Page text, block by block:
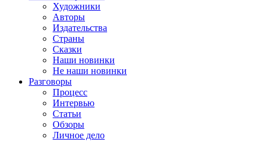
Художники
Авторы
Издательства
Страны
Сказки
Наши новинки
Не наши новинки
Разговоры
Процесс
Интервью
Статьи
Обзоры
Личное дело